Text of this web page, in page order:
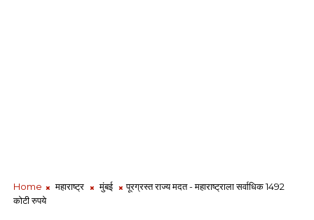
Home महाराष्ट्र मुंबई
पूरग्रस्त राज्य मदत - महाराष्ट्राला सर्वाधिक 1492
कोटी रुपये